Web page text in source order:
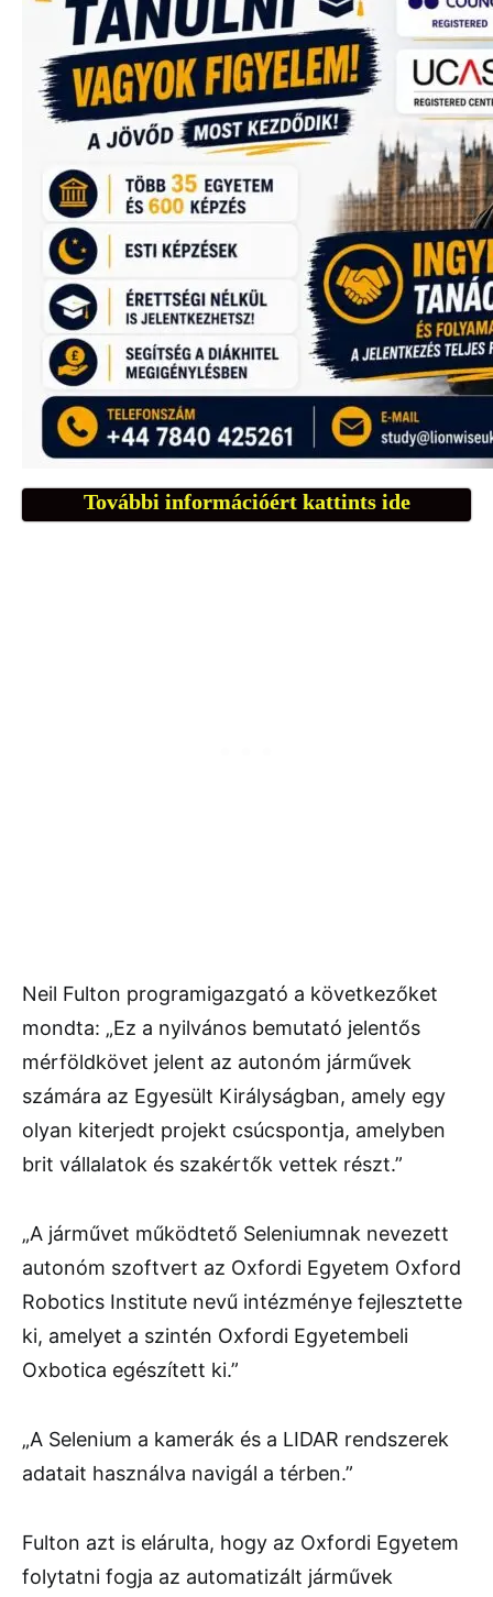
További információért kattints ide
Neil Fulton programigazgató a következőket
mondta: „Ez a nyilvános bemutató jelentős
mérföldkövet jelent az autonóm járművek
számára az Egyesült Királyságban, amely egy
olyan kiterjedt projekt csúcspontja, amelyben
brit vállalatok és szakértők vettek részt.”
„A járművet működtető Seleniumnak nevezett
autonóm szoftvert az Oxfordi Egyetem Oxford
Robotics Institute nevű intézménye fejlesztette
ki, amelyet a szintén Oxfordi Egyetembeli
Oxbotica egészített ki.”
„A Selenium a kamerák és a LIDAR rendszerek
adatait használva navigál a térben.”
Fulton azt is elárulta, hogy az Oxfordi Egyetem
folytatni fogja az automatizált járművek